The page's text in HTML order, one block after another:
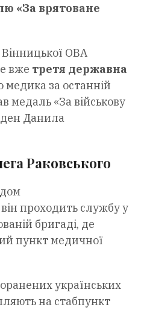
«За врятоване
ОВА
вже третя державна
медика за останній
медаль «За військову
Данила
Раковського
проходить службу у
бригаді, де
пункт медичної
українських
на стабпункт